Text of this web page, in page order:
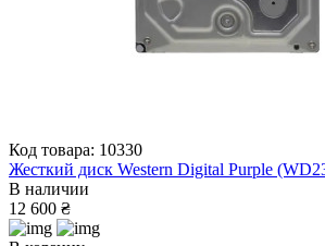
Код товара: 10330
Жесткий диск Western Digital Purple
В наличии
12 600 ₴